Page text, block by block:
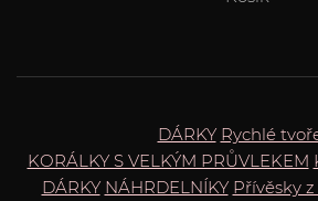
DÁRKY Rychlé
KORÁLKY S VELKÝM PRŮVLEKEM
DÁRKY NÁHRDELNÍKY Přívěsky